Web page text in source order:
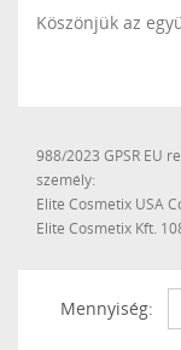
Köszönjük az
988/2023 GPSR EU
személy:
Elite Cosmetix USA
Elite Cosmetix Kft.
Mennyiség: